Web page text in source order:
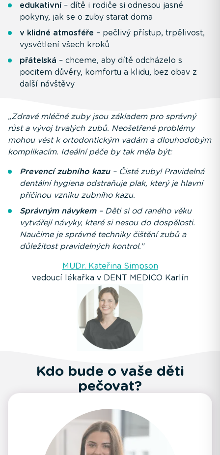
edukativní– dítě i rodiče si odnesou jasné
pokyny, jak se o zuby starat doma
v klidné atmosféře – pečlivý přístup, trpělivost,
vysvětlení všech kroků
přátelská – chceme, aby dítě odcházelo s
pocitem důvěry, komfortu a klidu, bez obav z
další návštěvy
„Zdravé mléčné zuby jsou základem pro správný
růst a vývoj trvalých zubů. Neošetřené problémy
mohou vést k ortodontickým vadám a dlouhodobým
komplikacím. Ideální péče by tak měla být:
Prevencí zubního kazu– Čisté zuby! Pravidelná
dentální hygiena odstraňuje plak, který je hlavní
příčinou vzniku zubního kazu.
Správným návykem– Děti si od raného věku
vytvářejí návyky, které si nesou do dospělosti.
Naučíme je správné techniky čištění zubů a
důležitost pravidelných kontrol.”
MUDr. Kateřina Simpson
vedoucí lékařka v DENT MEDICO Karlín
Kdo bude o vaše děti
pečovat?